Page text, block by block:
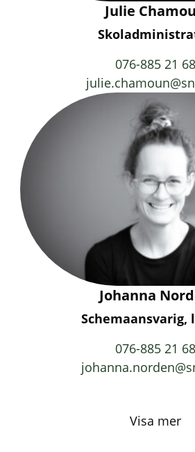
Julie
076-885 21 68
Johanna
Schemaansvarig,
076-885 21 68
Visa mer